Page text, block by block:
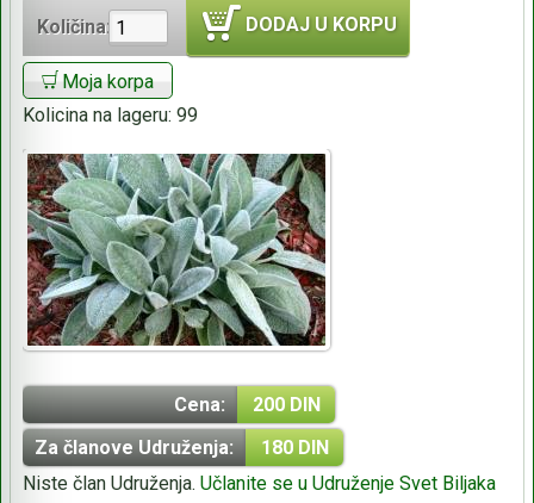
Količina: DODAJ U KORPU
Moja korpa
Kolicina na lageru: 99
Cena:
200 DIN
Za članove Udruženja:
180 DIN
Niste član Udruženja. Učlanite se u Udruženje Svet Biljaka